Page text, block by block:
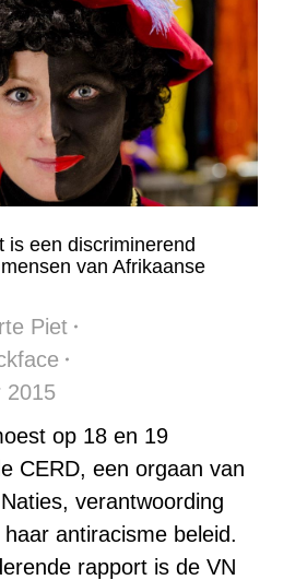
is een discriminerend
van Afrikaanse
Piet
2015
op 18 en 19
CERD, een orgaan van
verantwoording
antiracisme beleid.
rapport is de VN